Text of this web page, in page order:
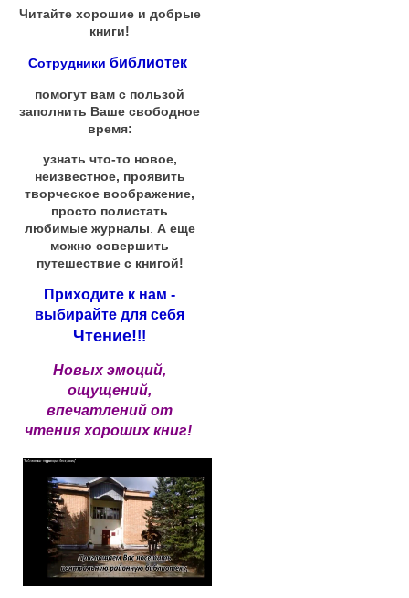
Читайте хорошие и добрые
книги!
Сотрудники библиотек
помогут вам с пользой
заполнить Ваше свободное
время:
узнать что-то новое,
неизвестное, проявить
творческое воображение,
просто полистать
любимые журналы А еще
можно совершить
путешествие с книгой!
Приходите к нам -
выбирайте для себя
Чтение!!!
Новых эмоций,
ощущений,
впечатлений от
чтения хороших книг!